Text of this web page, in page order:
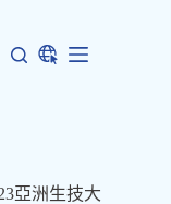
亞洲生技大